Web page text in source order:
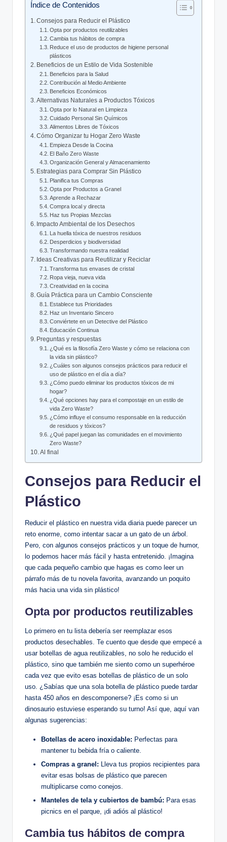
Índice de Contenidos
Consejos para Reducir el Plástico
Opta por productos reutilizables
Cambia tus hábitos de compra
Reduce el uso de productos de higiene personal
plásticos
Beneficios de un Estilo de Vida Sostenible
Beneficios para la Salud
Contribución al Medio Ambiente
Beneficios Económicos
Alternativas Naturales a Productos Tóxicos
Opta por lo Natural en Limpieza
Cuidado Personal Sin Químicos
Alimentos Libres de Tóxicos
Cómo Organizar tu Hogar Zero Waste
Empieza Desde la Cocina
El Baño Zero Waste
Organización General y Almacenamiento
Estrategias para Comprar Sin Plástico
Planifica tus Compras
Opta por Productos a Granel
Aprende a Rechazar
Compra local y directa
Haz tus Propias Mezclas
Impacto Ambiental de los Desechos
La huella tóxica de nuestros residuos
Desperdicios y biodiversidad
Transformando nuestra realidad
Ideas Creativas para Reutilizar y Reciclar
Transforma tus envases de cristal
Ropa vieja, nueva vida
Creatividad en la cocina
Guía Práctica para un Cambio Consciente
Establece tus Prioridades
Haz un Inventario Sincero
Conviértete en un Detective del Plástico
Educación Continua
Preguntas y respuestas
¿Qué es la filosofía Zero Waste y cómo se relaciona con
la vida sin plástico?
¿Cuáles son algunos consejos prácticos para reducir el
uso de plástico en el día a día?
¿Cómo puedo eliminar los productos tóxicos de mi
hogar?
¿Qué opciones hay para el compostaje en un estilo de
vida Zero Waste?
¿Cómo influye el consumo responsable en la reducción
de residuos y tóxicos?
¿Qué papel juegan las comunidades en el movimiento
Zero Waste?
Al final
Consejos para Reducir el
Plástico
Reducir el plástico en nuestra vida diaria puede parecer un
reto enorme, como intentar sacar a un gato de un árbol.
Pero, con algunos consejos prácticos y un toque de humor,
lo podemos hacer más fácil y hasta entretenido. ¡Imagina
que cada pequeño cambio que hagas es como leer un
párrafo más de tu novela favorita, avanzando un poquito
más hacia una vida sin plástico!
Opta por productos reutilizables
Lo primero en tu lista debería ser reemplazar esos
productos desechables. Te cuento que desde que empecé a
usar botellas de agua reutilizables, no solo he reducido el
plástico, sino que también me siento como un superhéroe
cada vez que evito esas botellas de plástico de un solo
uso. ¿Sabías que una sola botella de plástico puede tardar
hasta 450 años en descomponerse? ¡Es como si un
dinosaurio estuviese esperando su turno! Así que, aquí van
algunas sugerencias:
Botellas de acero inoxidable: Perfectas para
mantener tu bebida fría o caliente.
Compras a granel: Lleva tus propios recipientes para
evitar esas bolsas de plástico que parecen
multiplicarse como conejos.
Manteles de tela y cubiertos de bambú: Para esas
picnics en el parque, ¡di adiós al plástico!
Cambia tus hábitos de compra